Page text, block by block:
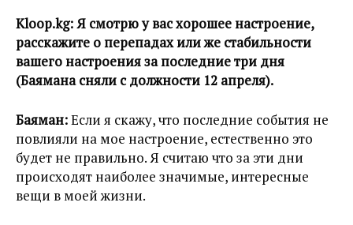
Kloop.kg:Я смотрю у вас хорошее настроение,
расскажите о перепадах или же стабильности
вашего настроения за последние три дня
(Баямана сняли с должности 12 апреля).
Баяман:Если я скажу, что последние события не
повлияли на мое настроение, естественно это
будет не правильно. Я считаю что за эти дни
происходят наиболее значимые, интересные
вещи в моей жизни.